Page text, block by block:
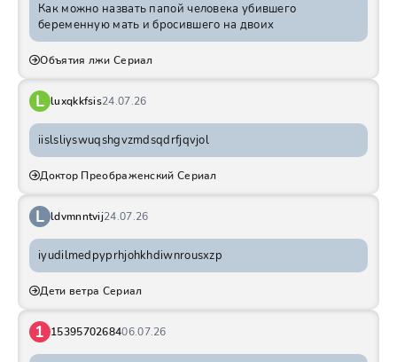
Как можно назвать папой человека убившего
беременную мать и бросившего на двоих
Объятия лжи Сериал
L luxqkkfsis24.07.26
iislsliyswuqshgvzmdsqdrfjqvjol
Доктор Преображенский Сериал
L ldvmnntvij24.07.26
iyudilmedpyprhjohkhdiwnrousxzp
Дети ветра Сериал
1 1539570268406.07.26